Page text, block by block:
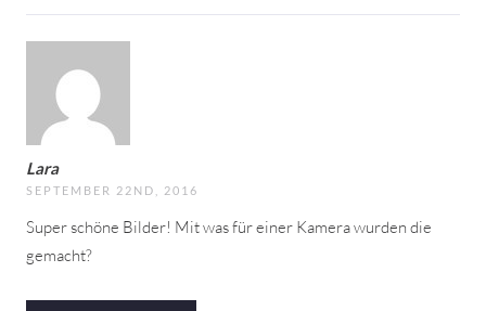
Lara
SEPTEMBER 22ND, 2016
Super schöne Bilder! Mit was für einer Kamera wurden die
gemacht?